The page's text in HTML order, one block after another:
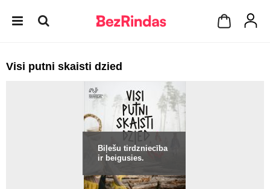
Visi putni skaisti dzied
Biļešu tirdzniecība
ir beigusies.